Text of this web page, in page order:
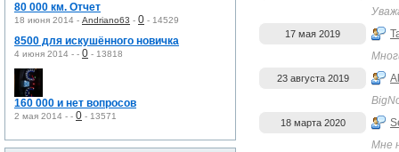
80 000 км. Отчет
18 июня 2014 - Andriano63 - 0 - 14529
8500 для искушённого новичка
4 июня 2014 - - 0 - 13818
160 000 и нет вопросов
2 мая 2014 - - 0 - 13571
17 мая 2019
23 августа 2019
18 марта 2020
Мне